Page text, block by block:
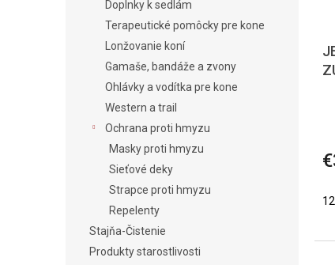
Doplnky k sedlám
Terapeutické pomôcky pre kone
Lonžovanie koní
Gamaše, bandáže a zvony
Ohlávky a vodítka pre kone
Western a trail
Ochrana proti hmyzu
Masky proti hmyzu
Sieťové deky
Strapce proti hmyzu
Repelenty
Stajňa-Čistenie
Produkty starostlivosti